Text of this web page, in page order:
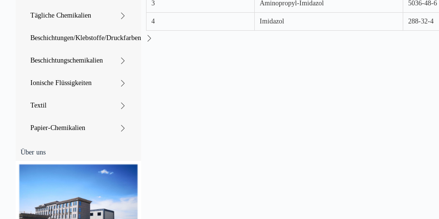
Tägliche Chemikalien
Beschichtungen/Klebstoffe/Druckfarben
Beschichtungschemikalien
Ionische Flüssigkeiten
Textil
Papier-Chemikalien
Über uns
3 Aminopropyl-Imidazol 5036-48-6
4 Imidazol 288-32-4